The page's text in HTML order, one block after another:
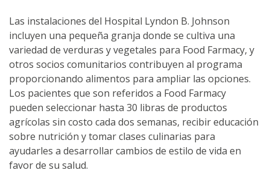
Las instalaciones del Hospital Lyndon B. Johnson
incluyen una pequeña granja donde se cultiva una
variedad de verduras y vegetales para Food Farmacy, y
otros socios comunitarios contribuyen al programa
proporcionando alimentos para ampliar las opciones.
Los pacientes que son referidos a Food Farmacy
pueden seleccionar hasta 30 libras de productos
agrícolas sin costo cada dos semanas, recibir educación
sobre nutrición y tomar clases culinarias para
ayudarles a desarrollar cambios de estilo de vida en
favor de su salud.